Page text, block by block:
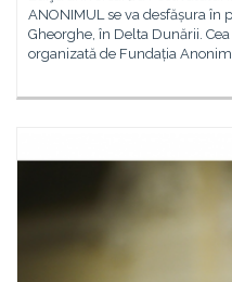
ANONIMUL se va desfășura în
Gheorghe, în Delta Dunării.
organizată de Fundația